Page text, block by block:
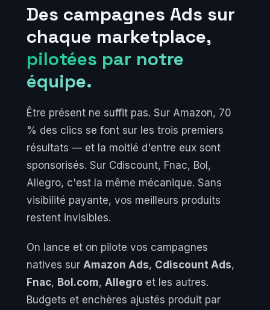
Des campagnes Ads sur
chaque marketplace,
pilotées par notre
équipe.
Être présent ne suffit pas. Sur Amazon, 70
% des clics se font sur les trois premiers
résultats — et la moitié d'entre eux sont
sponsorisés. Sur Cdiscount, Fnac, Bol,
Allegro, c'est la même mécanique. Sans
visibilité payante, vos meilleurs produits
restent invisibles.
On lance et on pilote vos campagnes
natives sur Amazon Ads, Cdiscount Ads,
Fnac, Bol.com, Allegro et les autres.
Budgets et enchères ajustés produit par